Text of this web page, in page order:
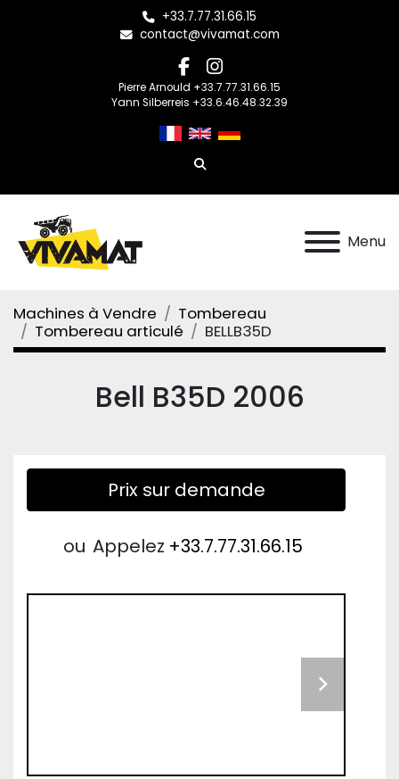
+33.7.77.31.66.15
contact@vivamat.com
facebook
instagram
Pierre Arnould +33.7.77.31.66.15
Yann Silberreis +33.6.46.48.32.39
Rechercher
Menu
Machines à Vendre
Tombereau
Tombereau articulé
BELLB35D
Bell B35D 2006
Prix sur demande
ou Appelez +33.7.77.31.66.15